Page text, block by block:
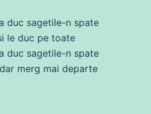
duc sagetile-n spate
le duc pe toate
duc sagetile-n spate
merg mai departe